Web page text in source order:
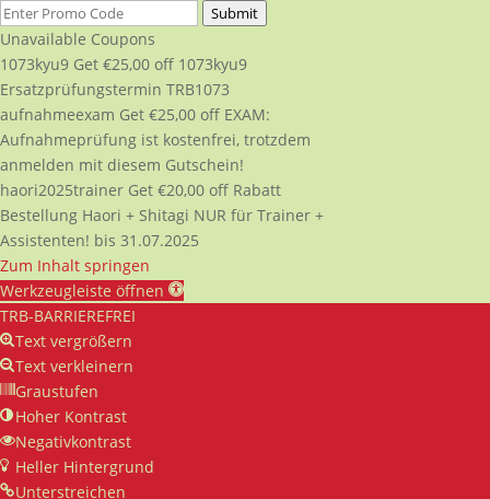
Submit
Unavailable Coupons
1073kyu9 Get €25,00 off 1073kyu9
Ersatzprüfungstermin TRB1073
aufnahmeexam Get €25,00 off EXAM:
Aufnahmeprüfung ist kostenfrei, trotzdem
anmelden mit diesem Gutschein!
haori2025trainer Get €20,00 off Rabatt
Bestellung Haori + Shitagi NUR für Trainer +
Assistenten! bis 31.07.2025
Zum Inhalt springen
Werkzeugleiste öffnen
TRB-BARRIEREFREI
Text vergrößern
Text verkleinern
Graustufen
Hoher Kontrast
Negativkontrast
Heller Hintergrund
Unterstreichen